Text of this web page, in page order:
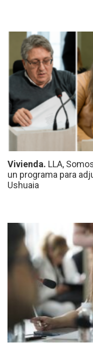
Vivienda. LLA,
un programa para
Ushuaia